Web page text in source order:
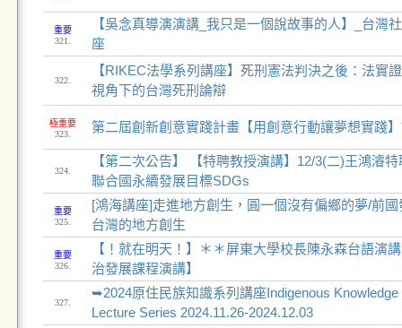
重要
321.
【吳念真導演演講_我只是一個說故事的人】_台灣
座
322.
【RIKEC法學系列講座】死刑憲法判決之後：法實
視角下的台灣死刑論辯
極重要
323.
第二屆創新創意實踐計畫【用創意行動讓夢想實踐
324.
【第二次公告】 【特聘教授演講】12/3(二)王鴻濬
聯合國永續發展目標SDGs
重要
325.
[鴻海講座]走進地方創生，圓一個沒有偏鄉的夢/前
台灣的地方創生
重要
326.
【！就在明天！】＊＊屏東大學校長陳永森台語演
治發展課程演講】
327.
➥2024原住民族知識系列講座Indigenous Knowledge
Lecture Series 2024.11.26-2024.12.03